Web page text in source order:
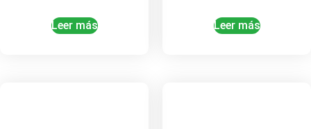
Leer más Leer más